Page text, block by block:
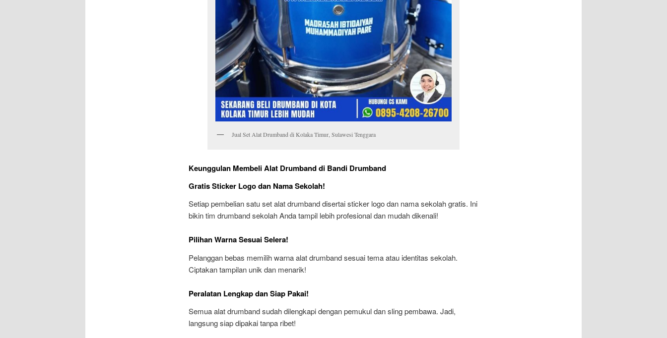
Jual Set Alat Drumband di Kolaka Timur, Sulawesi Tenggara
Keunggulan Membeli Alat Drumband di Bandi Drumband
Gratis Sticker Logo dan Nama Sekolah!
Setiap pembelian satu set alat drumband disertai sticker logo dan nama sekolah gratis. Ini
bikin tim drumband sekolah Anda tampil lebih profesional dan mudah dikenali!
Pilihan Warna Sesuai Selera!
Pelanggan bebas memilih warna alat drumband sesuai tema atau identitas sekolah.
Ciptakan tampilan unik dan menarik!
Peralatan Lengkap dan Siap Pakai!
Semua alat drumband sudah dilengkapi dengan pemukul dan sling pembawa. Jadi,
langsung siap dipakai tanpa ribet!